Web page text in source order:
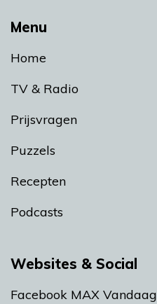
Menu
Home
TV & Radio
Prijsvragen
Puzzels
Recepten
Podcasts
Websites & Social
Facebook MAX Vandaag